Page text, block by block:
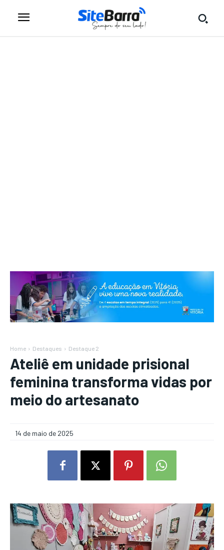
Home Destaques Destaque 2
Ateliê em unidade prisional
feminina transforma vidas por
meio do artesanato
14 de maio de 2025